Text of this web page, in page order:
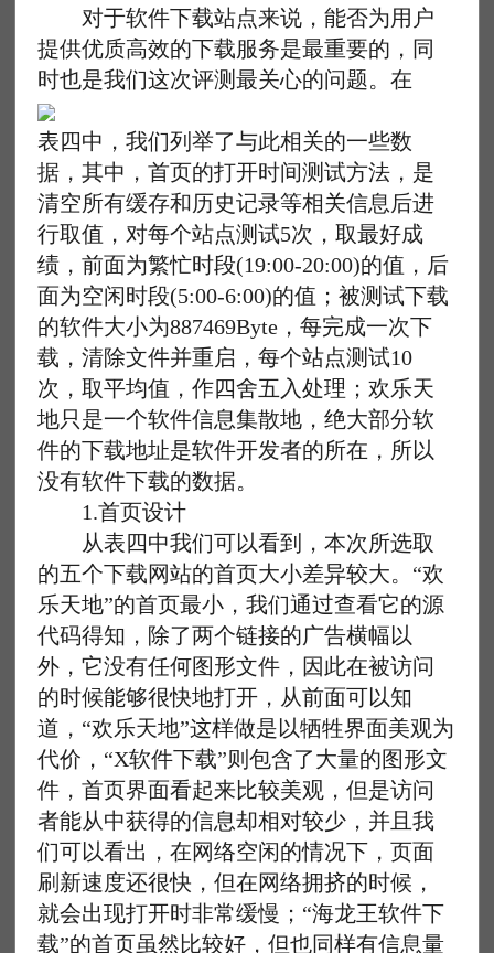
对于软件下载站点来说，能否为用户
提供优质高效的下载服务是最重要的，同
时也是我们这次评测最关心的问题。在
表四中，我们列举了与此相关的一些数
据，其中，首页的打开时间测试方法，是
清空所有缓存和历史记录等相关信息后进
行取值，对每个站点测试5次，取最好成
绩，前面为繁忙时段(19:00-20:00)的值，后
面为空闲时段(5:00-6:00)的值；被测试下载
的软件大小为887469Byte，每完成一次下
载，清除文件并重启，每个站点测试10
次，取平均值，作四舍五入处理；欢乐天
地只是一个软件信息集散地，绝大部分软
件的下载地址是软件开发者的所在，所以
没有软件下载的数据。
1.首页设计
从表四中我们可以看到，本次所选取
的五个下载网站的首页大小差异较大。“欢
乐天地”的首页最小，我们通过查看它的源
代码得知，除了两个链接的广告横幅以
外，它没有任何图形文件，因此在被访问
的时候能够很快地打开，从前面可以知
道，“欢乐天地”这样做是以牺牲界面美观为
代价，“X软件下载”则包含了大量的图形文
件，首页界面看起来比较美观，但是访问
者能从中获得的信息却相对较少，并且我
们可以看出，在网络空闲的情况下，页面
刷新速度还很快，但在网络拥挤的时候，
就会出现打开时非常缓慢；“海龙王软件下
载”的首页虽然比较好，但也同样有信息量